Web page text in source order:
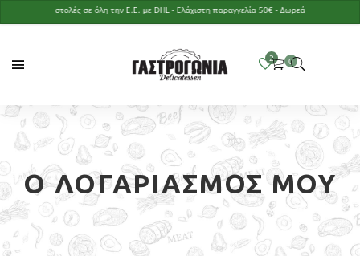
Αποστολές σε όλη την Ε.Ε. με DHL - Ελάχιστη παραγγελία 50€ - Δωρεάν παράδοση με
Ο ΛΟΓΑΡΙΑΣΜΌΣ ΜΟΥ